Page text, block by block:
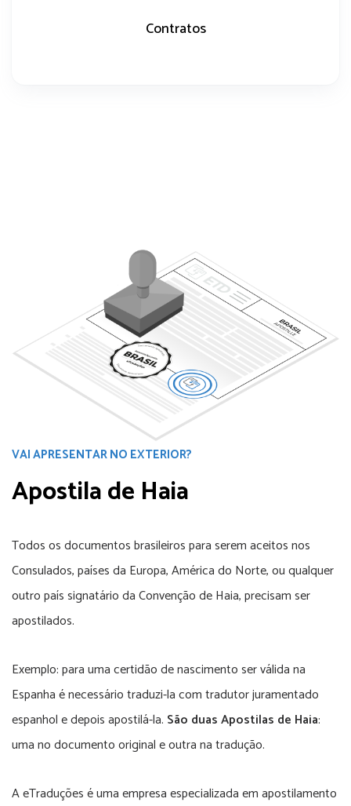
Contratos
VAI APRESENTAR NO EXTERIOR?
Apostila de Haia
Todos os documentos brasileiros para serem aceitos nos
Consulados, países da Europa, América do Norte, ou qualquer
outro país signatário da Convenção de Haia, precisam ser
apostilados.
Exemplo: para uma certidão de nascimento ser válida na
Espanha é necessário traduzi-la com tradutor juramentado
espanhol e depois apostilá-la. São duas Apostilas de Haia:
uma no documento original e outra na tradução.
A eTraduções é uma empresa especializada em apostilamento